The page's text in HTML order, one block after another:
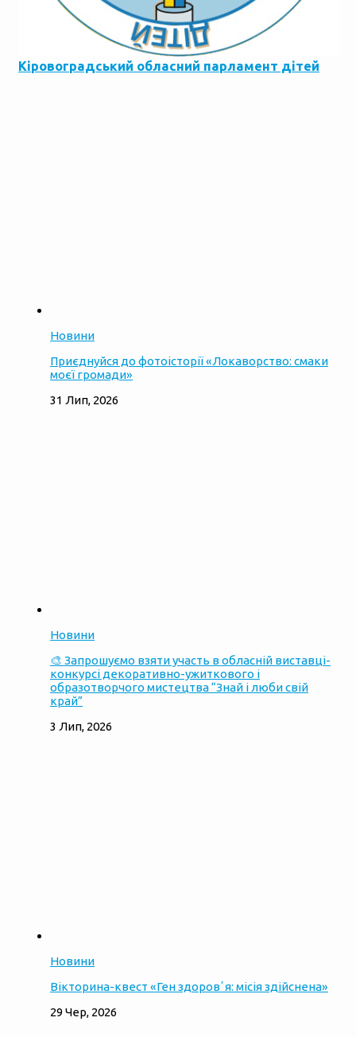
Кіровоградський обласний парламент дітей
Новини
Приєднуйся до фотоісторії «Локаворство: смаки
моєї громади»
31 Лип, 2026
Новини
🎨 Запрошуємо взяти участь в обласній виставці-
конкурсі декоративно-ужиткового і
образотворчого мистецтва “Знай і люби свій
край”
3 Лип, 2026
Новини
Вікторина-квест «Ген здоровʼя: місія здійснена»
29 Чер, 2026